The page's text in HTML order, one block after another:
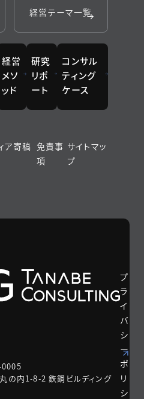
経営テーマ一覧
経営
メソ
ッド
研究
リポ
ート
コンサル
ティング
ケース
ア寄稿 免責事
項
サイトマッ
プ
0005
の内1-8-2 鉃鋼ビルディング
プ
ラ
イ
バ
シ
ー
ポ
リ
シ